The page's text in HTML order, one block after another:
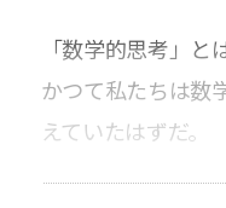
「数学的思考」
かつて私たちは数
えていたはずだ。